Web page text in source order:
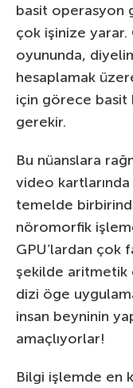
basit operasyon
çok işinize
oyununda, diyelim
hesaplamak
için görece basit
gerekir.
Bu nüanslara
video
temelde
nöromorfik
GPU’lardan çok
şekilde aritmetik
dizi öge
insan beyninin
amaçlıyorlar!
Bilgi işlemde en